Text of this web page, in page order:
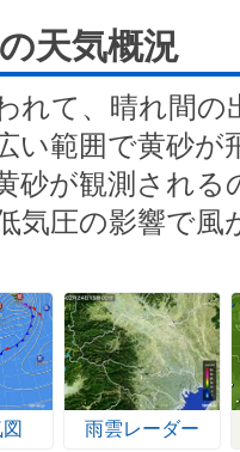
天気概況
れて、晴れ間の
い範囲で黄砂が
砂が観測される
気圧の影響で風
雨雲レーダー